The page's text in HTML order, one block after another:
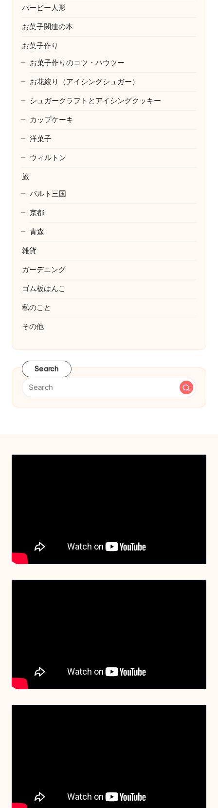
バービー人形
お菓子関連の本
お菓子作り
お菓子作りのコツ・ハウツー
お花絞り（アイシングシュガー）
シュガークラフトとアイシングクッキー
カップケーキ
洋菓子
ウィルトン
旅
バルト三国
京都
青森
雑貨
ガーデニング
ゴム板はんこ
私のこと
その他
Search